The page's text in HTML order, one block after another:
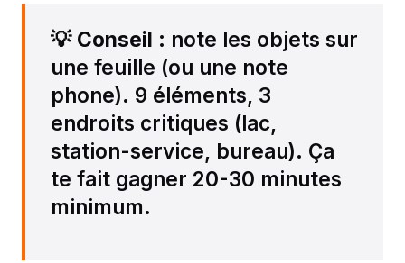
💡 Conseil : note les objets sur
une feuille (ou une note
phone). 9 éléments, 3
endroits critiques (lac,
station-service, bureau). Ça
te fait gagner 20-30 minutes
minimum.